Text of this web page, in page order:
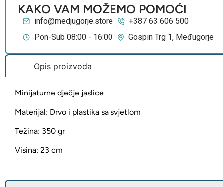
KAKO VAM MOŽEMO POMOĆI
info@medjugorje.store
+387 63 606 500
Pon-Sub 08:00 - 16:00
Gospin Trg 1, Međugorje
Opis proizvoda
Minijaturne dječje jaslice
Materijal: Drvo i plastika sa svjetlom
Težina: 350 gr
Visina: 23 cm